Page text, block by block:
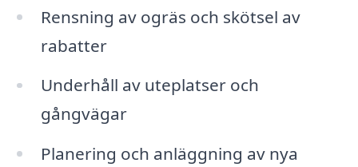
Rensning av ogräs och skötsel av
rabatter
Underhåll av uteplatser och
gångvägar
Planering och anläggning av nya